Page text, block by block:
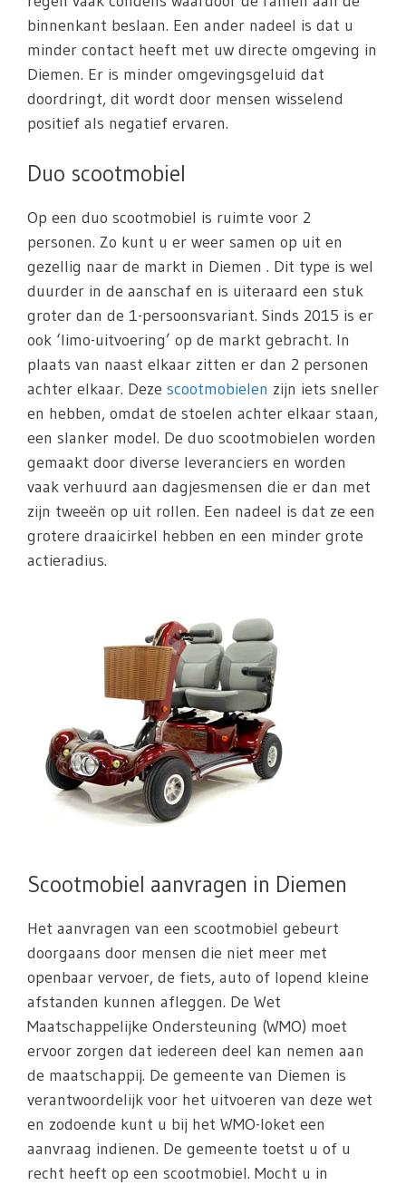
binnenkant beslaan. Een ander nadeel is dat u
minder contact heeft met uw directe omgeving in
Diemen. Er is minder omgevingsgeluid dat
doordringt, dit wordt door mensen wisselend
positief als negatief ervaren.
Duo scootmobiel
Op een duo scootmobiel is ruimte voor 2
personen. Zo kunt u er weer samen op uit en
gezellig naar de markt in Diemen . Dit type is wel
duurder in de aanschaf en is uiteraard een stuk
groter dan de 1-persoonsvariant. Sinds 2015 is er
ook ‘limo-uitvoering’ op de markt gebracht. In
plaats van naast elkaar zitten er dan 2 personen
achter elkaar. Deze scootmobielen zijn iets sneller
en hebben, omdat de stoelen achter elkaar staan,
een slanker model. De duo scootmobielen worden
gemaakt door diverse leveranciers en worden
vaak verhuurd aan dagjesmensen die er dan met
zijn tweeën op uit rollen. Een nadeel is dat ze een
grotere draaicirkel hebben en een minder grote
actieradius.
Scootmobiel aanvragen in Diemen
Het aanvragen van een scootmobiel gebeurt
doorgaans door mensen die niet meer met
openbaar vervoer, de fiets, auto of lopend kleine
afstanden kunnen afleggen. De Wet
Maatschappelijke Ondersteuning (WMO) moet
ervoor zorgen dat iedereen deel kan nemen aan
de maatschappij. De gemeente van Diemen is
verantwoordelijk voor het uitvoeren van deze wet
en zodoende kunt u bij het WMO-loket een
aanvraag indienen. De gemeente toetst u of u
recht heeft op een scootmobiel. Mocht u in